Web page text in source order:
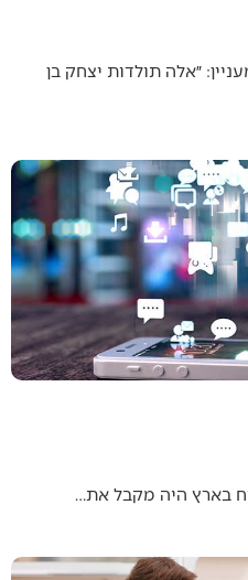
״אלה תולדות יצחק בן
בארץ היה מקבל את…